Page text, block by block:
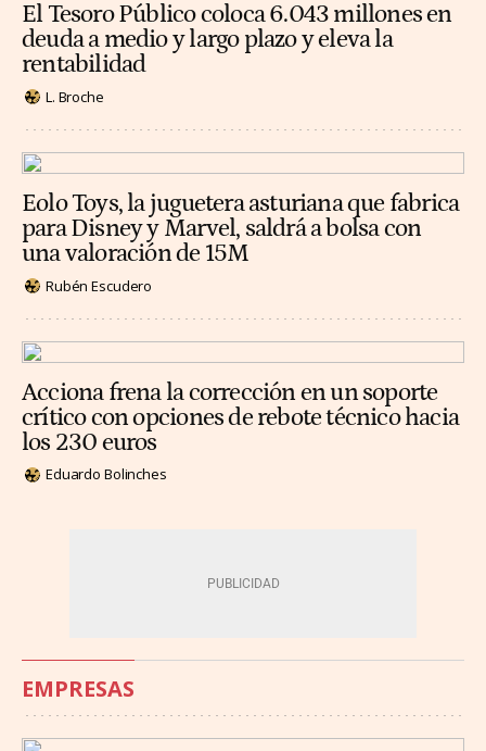
El Tesoro Público coloca 6.043 millones en
deuda a medio y largo plazo y eleva la
rentabilidad
L. Broche
Eolo Toys, la juguetera asturiana que fabrica
para Disney y Marvel, saldrá a bolsa con
una valoración de 15M
Rubén Escudero
Acciona frena la corrección en un soporte
crítico con opciones de rebote técnico hacia
los 230 euros
Eduardo Bolinches
EMPRESAS